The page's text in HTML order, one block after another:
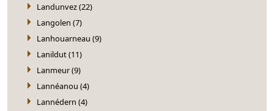
Landunvez (22)
Langolen (7)
Lanhouarneau (9)
Lanildut (11)
Lanmeur (9)
Lannéanou (4)
Lannédern (4)